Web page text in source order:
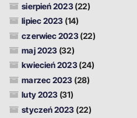
sierpień 2023(22)
lipiec 2023 (14)
czerwiec 2023(22)
maj 2023 (32)
kwiecień 2023(24)
marzec 2023 (28)
luty 2023 (31)
styczeń 2023 (22)